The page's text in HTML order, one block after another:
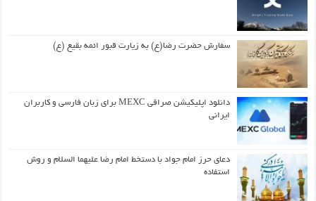
سفارش حضرت رضا(ع) به زیارت قبور ائمه بقیع (ع)
دانلود اپلیکیشن صرافی MEXC برای زبان فارسی و کاربران
ایرانی
دعای حرز امام جواد با دستخط امام رضا علیهما السلام و روش
استفاده